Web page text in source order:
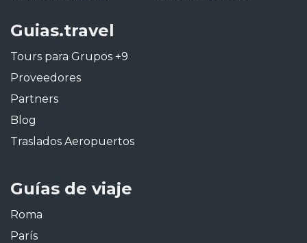
Guias.travel
Tours para Grupos +9
Proveedores
Partners
Blog
Traslados Aeropuertos
Guías de viaje
Roma
París